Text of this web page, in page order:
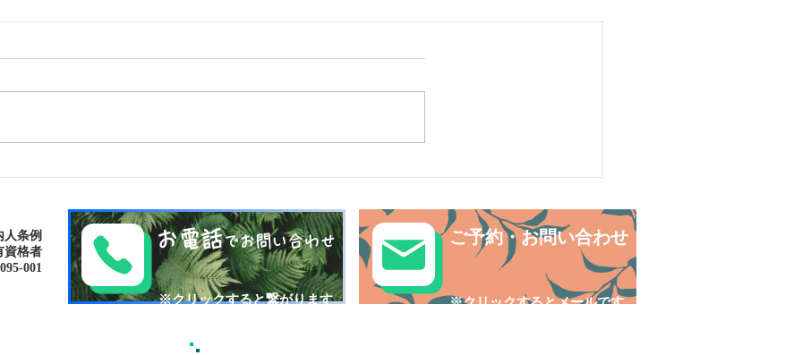
条例
格者
001​​
お電話でお問い合わせ
​※クリックすると繋がります
ご予約・お問い合わせ
​※クリックするとメールです